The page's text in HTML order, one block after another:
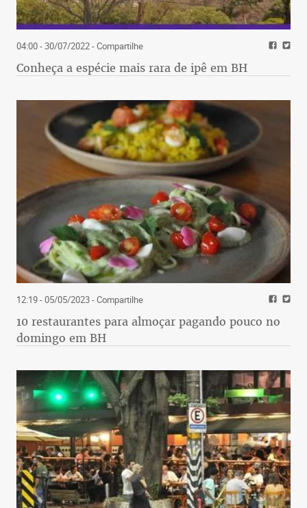
04:00 - 30/07/2022- Compartilhe
Conheça a espécie mais rara de ipê em BH
12:19 - 05/05/2023- Compartilhe
10 restaurantes para almoçar pagando pouco no
domingo em BH